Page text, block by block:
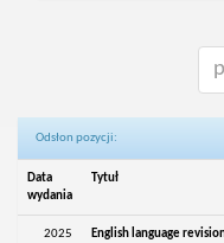
Odsłon pozycji:
Data
wydania
Tytuł
2025
English language